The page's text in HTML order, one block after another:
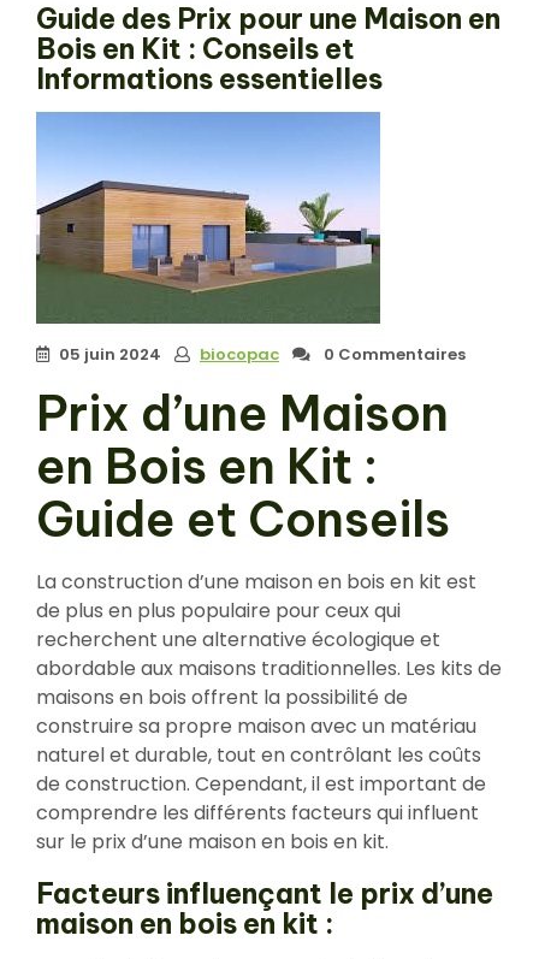
Guide des Prix pour une Maison en
Bois en Kit : Conseils et
Informations essentielles
05 juin 2024 biocopac 0 Commentaires
Prix d’une Maison
en Bois en Kit :
Guide et Conseils
La construction d’une maison en bois en kit est
de plus en plus populaire pour ceux qui
recherchent une alternative écologique et
abordable aux maisons traditionnelles. Les kits de
maisons en bois offrent la possibilité de
construire sa propre maison avec un matériau
naturel et durable, tout en contrôlant les coûts
de construction. Cependant, il est important de
comprendre les différents facteurs qui influent
sur le prix d’une maison en bois en kit.
Facteurs influençant le prix d’une
maison en bois en kit :